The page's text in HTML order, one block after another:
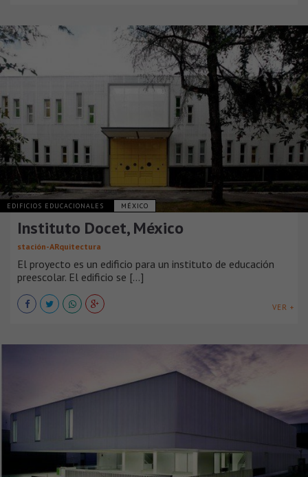
EDIFICIOS EDUCACIONALES MÉXICO
Instituto Docet, México
stación-ARquitectura
El proyecto es un edificio para un instituto de educación
preescolar. El edificio se [...]
VER +